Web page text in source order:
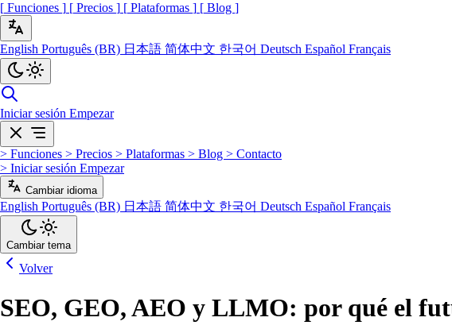
[ Funciones ] [ Precios ] [ Plataformas ] [ Blog ]
English Português (BR) 日本語 简体中文 한국어 Deutsch Español Français
Iniciar sesión Empezar
> Funciones > Precios > Plataformas > Blog > Contacto
> Iniciar sesión Empezar
Cambiar idioma
English Português (BR) 日本語 简体中文 한국어 Deutsch Español Français
Cambiar tema
Volver
SEO, GEO, AEO y LLMO: por qué el